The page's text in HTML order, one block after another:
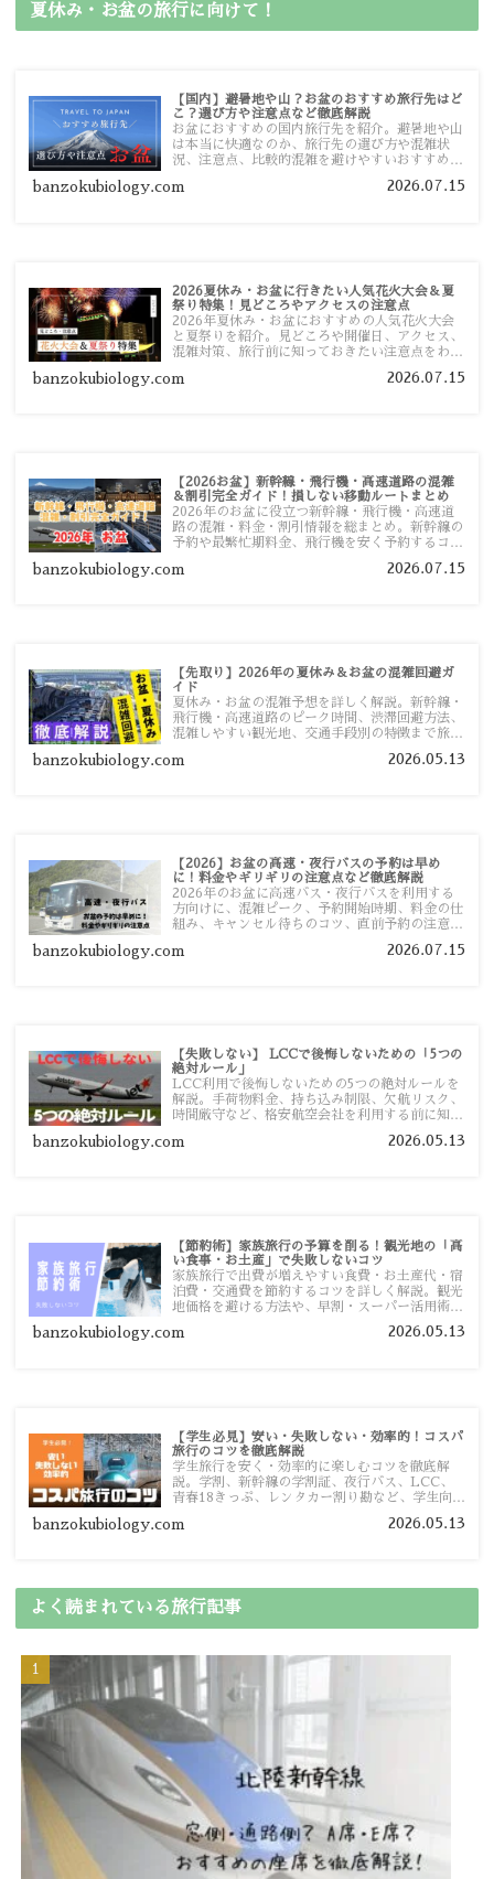
夏休み・お盆の旅行に向けて！
【国内】避暑地や山？お盆のおすすめ旅行先はど
こ？選び方や注意点など徹底解説
お盆におすすめの国内旅行先を紹介。避暑地や山
は本当に快適なのか、旅行先の選び方や混雑状
況、注意点、比較的混雑を避けやすいおすすめス
す。
banzokubiology.com 2026.07.15
2026夏休み・お盆に行きたい人気花火大会＆夏
祭り特集！見どころやアクセスの注意点
2026年夏休み・お盆におすすめの人気花火大会
と夏祭りを紹介。見どころや開催日、アクセス、
混雑対策、旅行前に知っておきたい注意点をわか
banzokubiology.com 2026.07.15
【2026お盆】新幹線・飛行機・高速道路の混雑
＆割引完全ガイド！損しない移動ルートまとめ
2026年のお盆に役立つ新幹線・飛行機・高速道
路の混雑・料金・割引情報を総まとめ。新幹線の
予約や最繁忙期料金、飛行機を安く予約するコ
い移動方法を分かりやすく解説します。
banzokubiology.com 2026.07.15
【先取り】2026年の夏休み＆お盆の混雑回避ガ
イド
夏休み・お盆の混雑予想を詳しく解説。新幹線・
飛行機・高速道路のピーク時間、渋滞回避方法、
混雑しやすい観光地、交通手段別の特徴まで旅行
banzokubiology.com 2026.05.13
【2026】お盆の高速・夜行バスの予約は早め
に！料金やギリギリの注意点など徹底解説
2026年のお盆に高速バス・夜行バスを利用する
方向けに、混雑ピーク、予約開始時期、料金の仕
組み、キャンセル待ちのコツ、直前予約の注意点
banzokubiology.com 2026.07.15
【失敗しない】 LCCで後悔しないための「5つの
絶対ルール」
LCC利用で後悔しないための5つの絶対ルールを
解説。手荷物料金、持ち込み制限、欠航リスク、
時間厳守など、格安航空会社を利用する前に知っ
す。
banzokubiology.com 2026.05.13
【節約術】家族旅行の予算を削る！観光地の「高
い食事・お土産」で失敗しないコツ
家族旅行で出費が増えやすい食費・お土産代・宿
泊費・交通費を節約するコツを詳しく解説。観光
地価格を避ける方法や、早割・スーパー活用術、
banzokubiology.com 2026.05.13
【学生必見】安い・失敗しない・効率的！コスパ
旅行のコツを徹底解説
学生旅行を安く・効率的に楽しむコツを徹底解
説。学割、新幹線の学割証、夜行バス、LCC、
青春18きっぷ、レンタカー割り勘など、学生向け
banzokubiology.com 2026.05.13
よく読まれている旅行記事